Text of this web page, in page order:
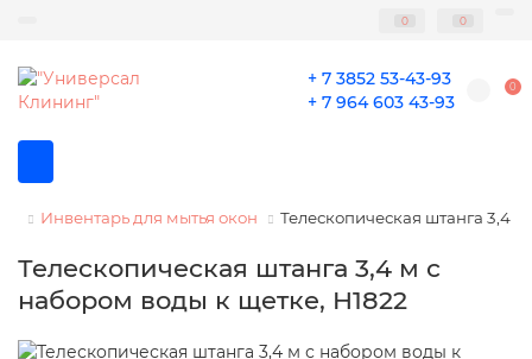
0 0
+ 7 3852 53-43-93
+ 7 964 603 43-93
0
Инвентарь для мытья окон Телескопическая штанга 3,4
Телескопическая штанга 3,4 м с
набором воды к щетке, H1822